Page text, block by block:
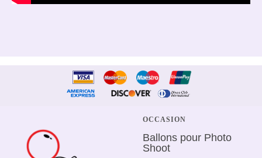
OCCASION
Ballons pour Photo
Shoot